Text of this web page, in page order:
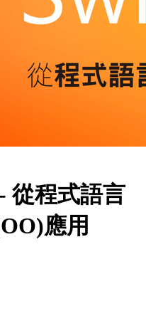
從程式語言
應用